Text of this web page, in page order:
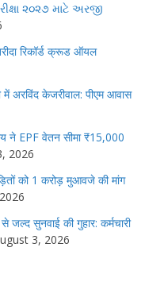
૨૦૨૭ માટે અરજી
रिकॉर्ड क्रूड ऑयल
अरविंद केजरीवाल: पीएम आवास
ने EPF वेतन सीमा ₹15,000
2026
को 1 करोड़ मुआवजे की मांग
जल्द सुनवाई की गुहार: कर्मचारी
3, 2026